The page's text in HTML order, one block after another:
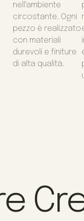
nell'ambiente
circostante. Ogni
pezzo è realizzato
con materiali
durevoli e finiture
di alta qualità.